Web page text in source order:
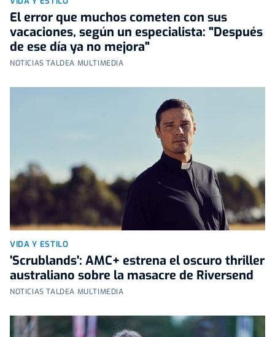
El error que muchos cometen con sus
vacaciones, según un especialista: "Después
de ese día ya no mejora"
NOTICIAS TALDEA MULTIMEDIA
VIDA Y ESTILO
'Scrublands': AMC+ estrena el oscuro thriller
australiano sobre la masacre de Riversend
NOTICIAS TALDEA MULTIMEDIA